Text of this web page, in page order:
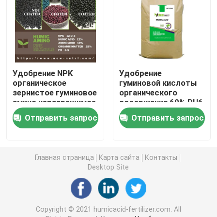
Гуминовая кислота натрия
Составной порошок аминокислоты
Удобрение гуминовой кислоты
Калий Fulvic кисловочное
Удобрение аминокислоты
Soluble порошок гуминовой кислоты
Удобрение NPK
органическое
зернистое гуминовое
амино неразрешимое
Отправить запрос
Удобрение
гуминовой кислоты
органического
содержания 60% PH6
75% органическое
Отправить запрос
Главная страница Карта сайта
Контакты
Desktop Site
Copyright © 2021 humicacid-fertilizer.com. All